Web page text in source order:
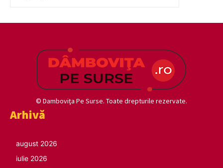
© Damboviţa Pe Surse. Toate drepturile rezervate.
Arhivă
august 2026
iulie 2026